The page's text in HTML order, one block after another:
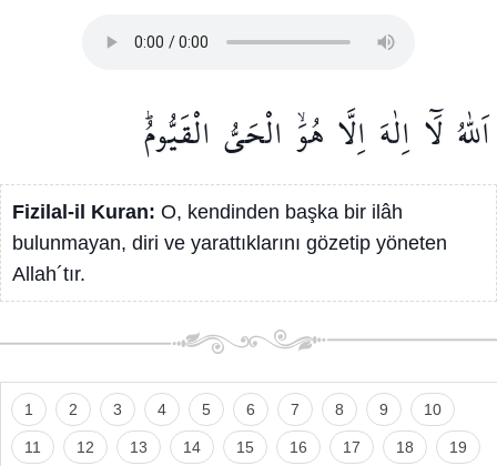
اَللّٰهُلَٓا اِلٰهَ اِلَّا هُوَۙ الْحَيُّ الْقَيُّومُۜ
Fizilal-il Kuran: O, kendinden başka bir ilâh
bulunmayan, diri ve yarattıklarını gözetip yöneten
Allah´tır.
1 2 3 4 5 6 7 8 9 10
11 12 13 14 15 16 17 18 19